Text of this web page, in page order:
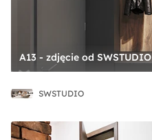
A13 - zdjęcie od SWSTUDIO
SWSTUDIO